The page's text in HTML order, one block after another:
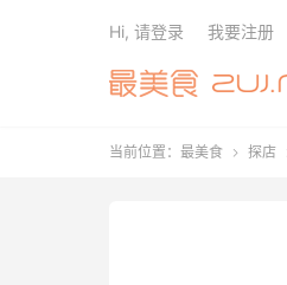
Hi, 请登录 我要注册
当前位置： 最美食  探店